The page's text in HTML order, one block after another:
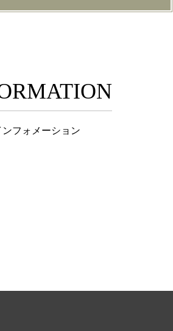
ンフォメーション